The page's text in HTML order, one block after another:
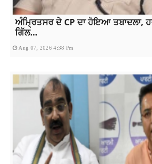
ਅੰਮ੍ਰਿਤਸਰ ਦੇ CP ਦਾ ਹੋਇਆ ਤਬਾਦਲਾ,
ਗਿੱਲ...
Aug 07, 2026 4:38 Pm